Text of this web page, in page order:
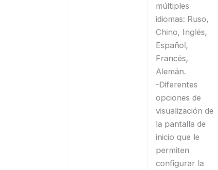
múltiples
idiomas: Ruso,
Chino, Inglés,
Español,
Francés,
Alemán.
-Diferentes
opciones de
visualización de
la pantalla de
inicio que le
permiten
configurar la